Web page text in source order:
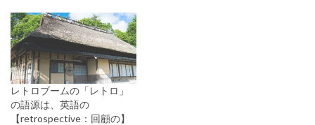
レトロブームの「レトロ」
の語源は、英語の
【retrospective：回顧の】